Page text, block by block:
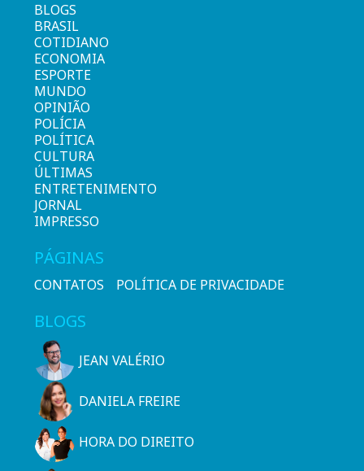
BLOGS
BRASIL
COTIDIANO
ECONOMIA
ESPORTE
MUNDO
OPINIÃO
POLÍCIA
POLÍTICA
CULTURA
ÚLTIMAS
ENTRETENIMENTO
JORNAL
IMPRESSO
PÁGINAS
CONTATOS POLÍTICA DE PRIVACIDADE
BLOGS
JEAN VALÉRIO
DANIELA FREIRE
HORA DO DIREITO